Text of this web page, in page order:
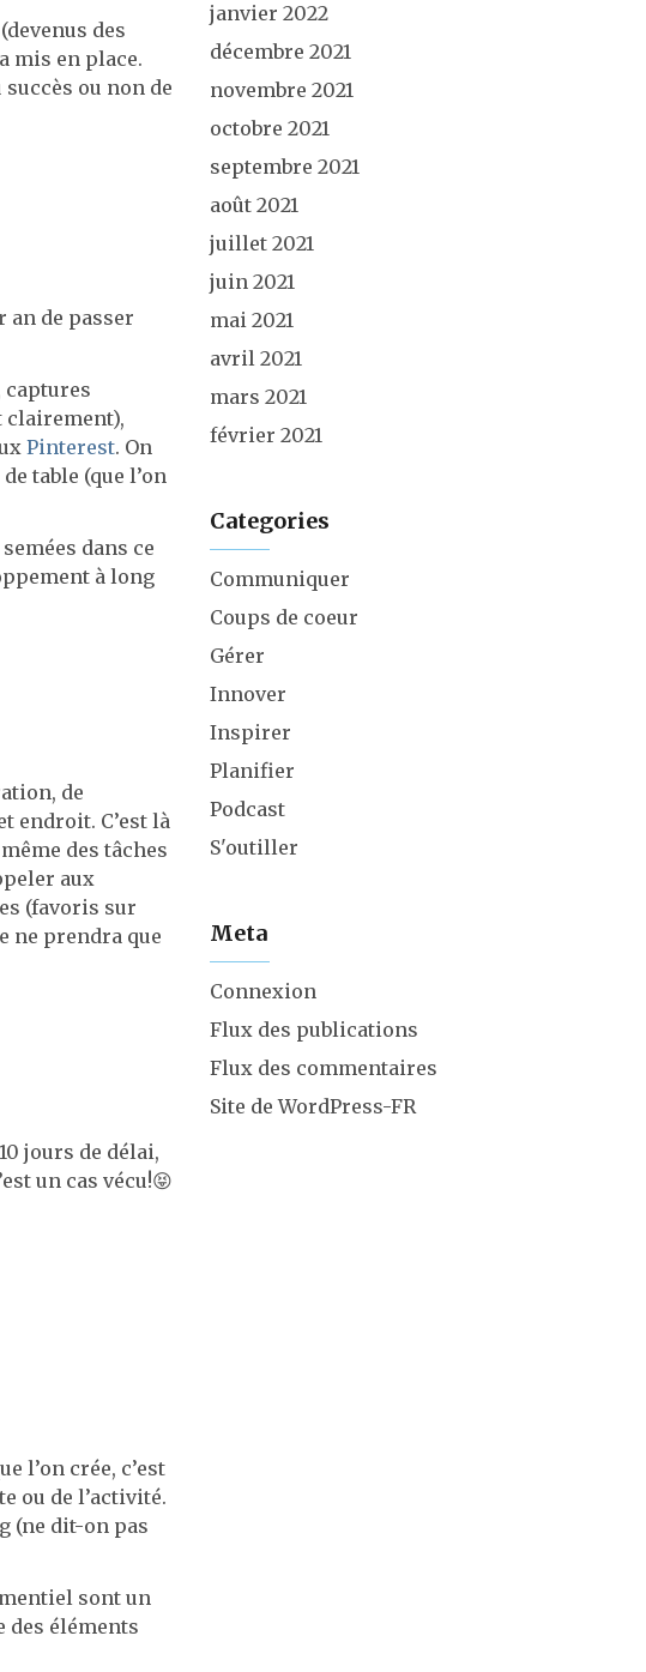
des
mis en place.
ou non de
an de passer
clairement),
Pinterest. On
table (que l’on
dans ce
à long
de
endroit. C’est là
des tâches
aux
(favoris sur
ne prendra que
jours de délai,
un cas vécu!😝
l’on crée, c’est
ou de l’activité.
(ne dit-on pas
sont un
des éléments
janvier 2022
décembre 2021
novembre 2021
octobre 2021
septembre 2021
août 2021
juillet 2021
juin 2021
mai 2021
avril 2021
mars 2021
février 2021
Categories
Communiquer
Coups de coeur
Gérer
Innover
Inspirer
Planifier
Podcast
S'outiller
Meta
Connexion
Flux des publications
Flux des commentaires
Site de WordPress-FR